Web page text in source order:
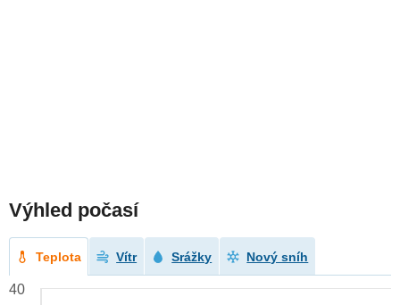
Výhled počasí
Teplota Vítr Srážky Nový sníh
40